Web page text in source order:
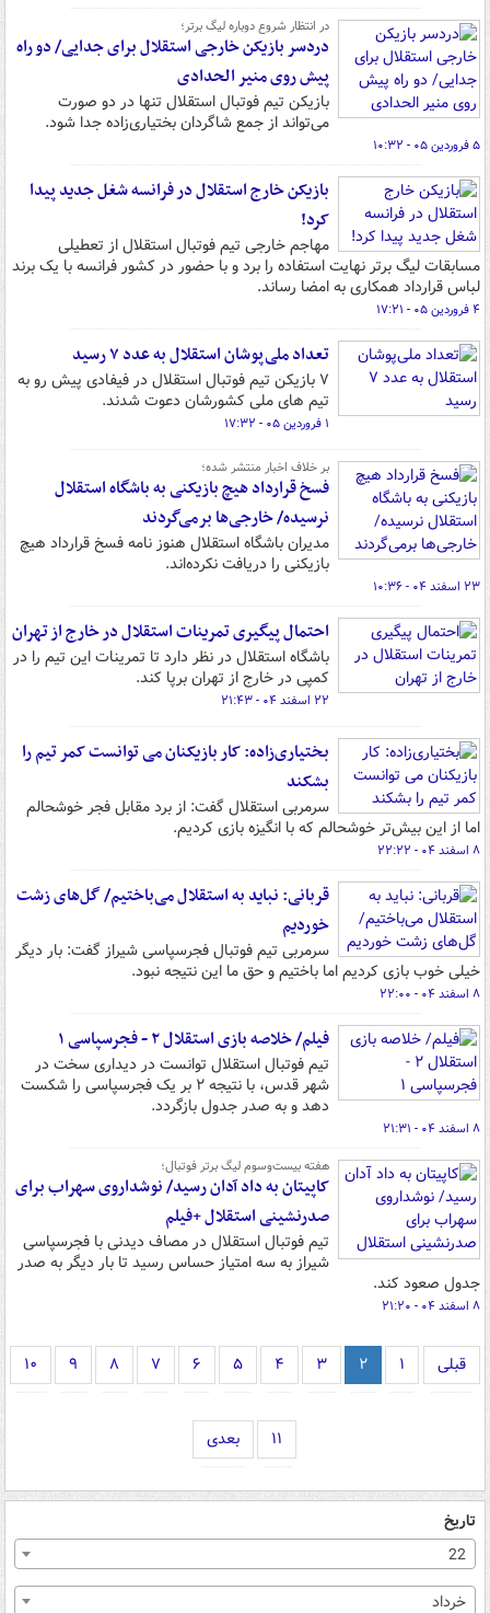
در انتظار شروع دوباره لیگ برتر؛
دردسر بازیکن خارجی استقلال برای جدایی/ دو راه
پیش روی منیر الحدادی
بازیکن تیم فوتبال استقلال تنها در دو صورت
می‌تواند از جمع شاگردان بختیاری‌زاده جدا شود.
۵ فروردین ۰۵ - ۱۰:۳۲
بازیکن خارج استقلال در فرانسه شغل جدید پیدا
کرد!
مهاجم خارجی تیم فوتبال استقلال از تعطیلی
مسابقات لیگ برتر نهایت استفاده را برد و با حضور در کشور فرانسه با یک برند
لباس قرارداد همکاری به امضا رساند.
۴ فروردین ۰۵ - ۱۷:۲۱
تعداد ملی‌پوشان استقلال به عدد ۷ رسید
۷ بازیکن تیم فوتبال استقلال در فیفادی پیش رو به
تیم های ملی کشورشان دعوت شدند.
۱ فروردین ۰۵ - ۱۷:۳۲
بر خلاف اخبار منتشر شده؛
فسخ قرارداد هیچ بازیکنی به باشگاه استقلال
نرسیده/ خارجی‌ها برمی‌گردند
مدیران باشگاه استقلال هنوز نامه فسخ قرارداد هیچ
بازیکنی را دریافت نکرده‌اند.
۲۳ اسفند ۰۴ - ۱۰:۳۶
احتمال پیگیری تمرینات استقلال در خارج از تهران
باشگاه استقلال در نظر دارد تا تمرینات این تیم را در
کمپی در خارج از تهران برپا کند.
۲۲ اسفند ۰۴ - ۲۱:۴۳
بختیاری‌زاده: کار بازیکنان می توانست کمر تیم را
بشکند
سرمربی استقلال گفت: از برد مقابل فجر خوشحالم
اما از این بیش‌تر خوشحالم که با انگیزه بازی کردیم.
۸ اسفند ۰۴ - ۲۲:۲۲
قربانی: نباید به استقلال می‌باختیم/ گل‌های زشت
خوردیم
سرمربی تیم فوتبال فجرسپاسی شیراز گفت: بار دیگر
خیلی خوب بازی کردیم اما باختیم و حق ما این نتیجه نبود.
۸ اسفند ۰۴ - ۲۲:۰۰
فیلم/ خلاصه بازی استقلال ۲ - فجرسپاسی ۱
تیم فوتبال استقلال توانست در دیداری سخت در
شهر قدس، با نتیجه ۲ بر یک فجرسپاسی را شکست
دهد و به صدر جدول بازگردد.
۸ اسفند ۰۴ - ۲۱:۳۱
هفته بیست‌وسوم لیگ برتر فوتبال؛
کاپیتان به داد آدان رسید/ نوشداروی سهراب برای
صدرنشینی استقلال +فیلم
تیم فوتبال استقلال در مصاف دیدنی با فجرسپاسی
شیراز به سه امتیاز حساس رسید تا بار دیگر به صدر
جدول صعود کند.
۸ اسفند ۰۴ - ۲۱:۲۰
قبلی ۱ ۲ ۳ ۴ ۵ ۶ ۷ ۸ ۹ ۱۰
۱۱ بعدی
تاریخ
22
خرداد